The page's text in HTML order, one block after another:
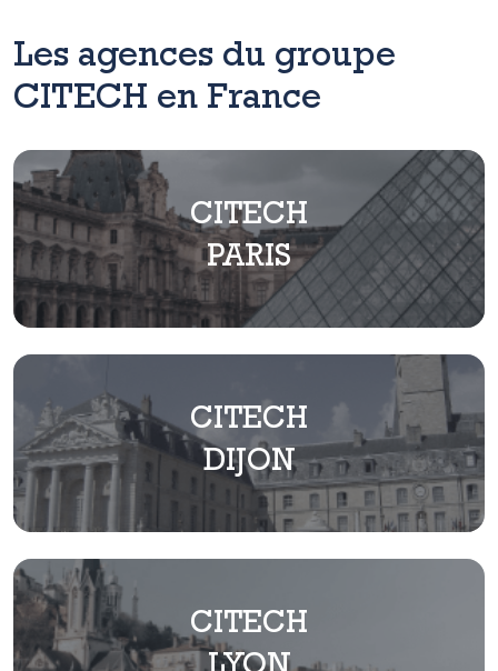
Les agences du groupe
CITECH en France
CITECH
PARIS
CITECH
DIJON
CITECH